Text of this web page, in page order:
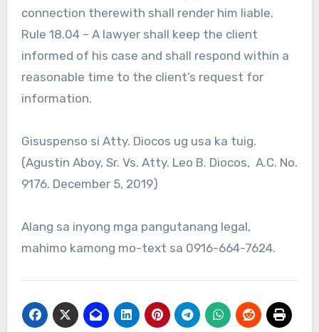
connection therewith shall render him liable.
Rule 18.04 – A lawyer shall keep the client
informed of his case and shall respond within a
reasonable time to the client’s request for
information.
Gisuspenso si Atty. Diocos ug usa ka tuig.
(Agustin Aboy, Sr. Vs. Atty. Leo B. Diocos, A.C. No.
9176. December 5, 2019)
Alang sa inyong mga pangutanang legal,
mahimo kamong mo-text sa 0916-664-7624.